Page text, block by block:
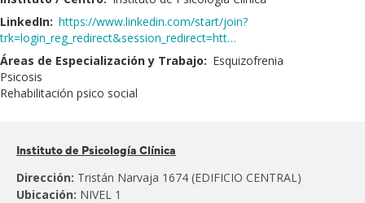
LinkedIn: https://www.linkedin.com/start/join?
trk=login_reg_redirect&session_redirect=htt…
Áreas de Especialización y Trabajo: Esquizofrenia
Psicosis
Rehabilitación psico social
al:
Instituto de Psicología Clínica
Dirección: Tristán Narvaja 1674 (EDIFICIO CENTRAL)
Ubicación: NIVEL 1